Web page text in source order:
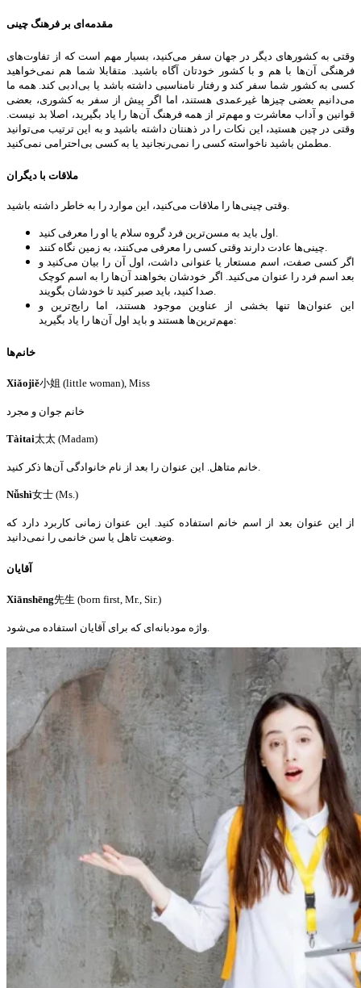
مقدمه‌ای بر فرهنگ چینی
وقتی به کشورهای دیگر در جهان سفر می‌کنید، بسیار مهم است که از تفاوت‌های
فرهنگی آن‌ها با هم و با کشور خودتان آگاه باشید. متقابلا شما هم نمی‌خواهید
کسی به کشور شما سفر کند و رفتار نامناسبی داشته باشد یا بی‌ادبی کند. همه ما
می‌دانیم بعضی چیزها غیرعمدی هستند، اما اگر پیش از سفر به کشوری، بعضی
قوانین و آداب معاشرت و مهم‌تر از همه فرهنگ آن‌ها را یاد بگیرید، اصلا بد نیست.
وقتی در چین هستید، این نکات را در ذهنتان داشته باشید و به این ترتیب می‌توانید
ملاقات با دیگران
وقتی چینی‌ها را ملاقات می‌کنید، این موارد را به خاطر داشته باشید.
اول باید به مسن‌ترین فرد گروه سلام یا او را معرفی کنید.
چینی‌ها عادت دارند وقتی کسی را معرفی می‌کنند، به زمین نگاه کنند.
اگر کسی صفت، اسم مستعار یا عنوانی داشت، اول آن را بیان می‌کنید و
بعد اسم فرد را عنوان می‌کنید. اگر خودشان بخواهند آن‌ها را به اسم کوچک
صدا کنید، باید صبر کنید تا خودشان بگویند.
این عنوان‌ها تنها بخشی از عناوین موجود هستند، اما رایج‌ترین و
مهم‌ترین‌ها هستند و باید اول آن‌ها را یاد بگیرید:
خانم‌ها
Xiǎojiě小姐 (little woman), Miss
خانم جوان و مجرد
Tàitai太太 (Madam)
Nǚshì女士 (Ms.)
از این عنوان بعد از اسم خانم استفاده کنید. این عنوان زمانی کاربرد دارد که
آقایان
Xiānshēng先生 (born first, Mr., Sir.)
واژه مودبانه‌ای که برای آقایان استفاده می‌شود.